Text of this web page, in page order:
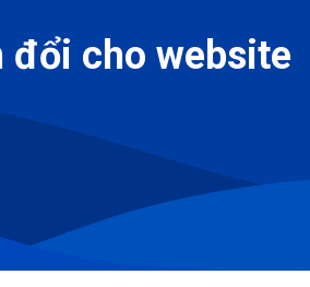
đổi cho website